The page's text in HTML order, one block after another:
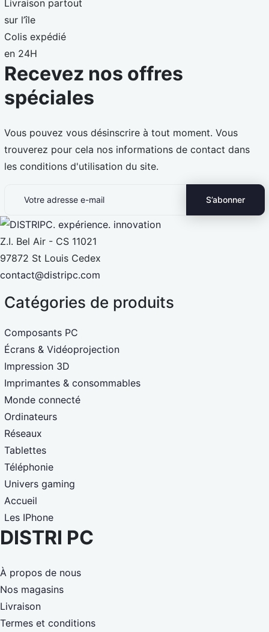
Livraison partout
sur l’île
Colis expédié
en 24H
Recevez nos offres
spéciales
Vous pouvez vous désinscrire à tout moment. Vous
trouverez pour cela nos informations de contact dans
les conditions d'utilisation du site.
Z.I. Bel Air - CS 11021
97872 St Louis Cedex
contact@distripc.com
Catégories de produits
Composants PC
Écrans & Vidéoprojection
Impression 3D
Imprimantes & consommables
Monde connecté
Ordinateurs
Réseaux
Tablettes
Téléphonie
Univers gaming
Accueil
Les IPhone
DISTRI PC
À propos de nous
Nos magasins
Livraison
Termes et conditions